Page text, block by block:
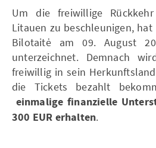
Um die freiwillige
Litauen zu beschleunigen,
Bilotaitė am 09. August
unterzeichnet. Demnach
freiwillig in sein
die Tickets bezahlt
einmalige finanzielle
300 EUR erhalten.